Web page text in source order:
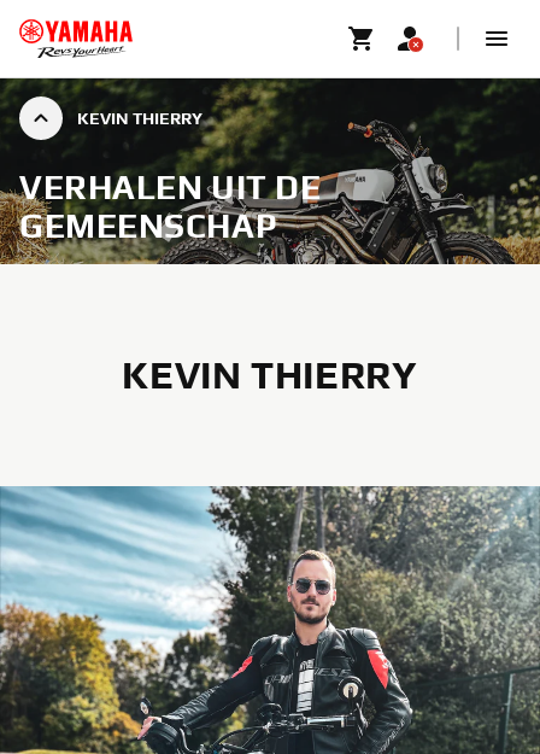
KEVIN THIERRY
VERHALEN UIT DE
GEMEENSCHAP
KEVIN THIERRY